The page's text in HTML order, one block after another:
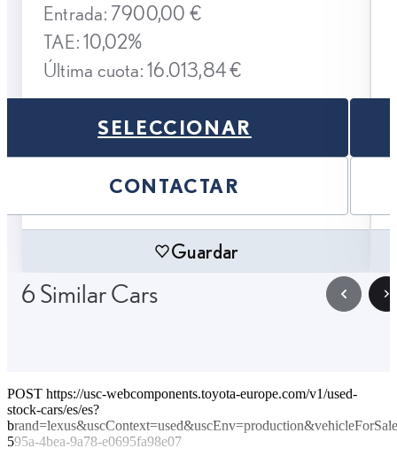
Entrada: 7900,00 €
TAE: 10,02%
Última cuota: 16.013,84 €
SELECCIONAR
CONTACTAR
Guardar
6 Similar Cars
POST https://usc-webcomponents.toyota-europe.com/v1/used-
stock-cars/es/es?
595a-4bea-9a78-e0695fa98e07